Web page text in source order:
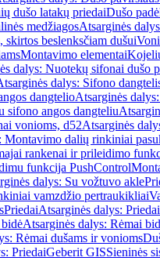
dušo latakų priedaiDušo
medžiagosAtsarginės
skirtos beslenksčiam dušui
Montavimo elementai
dalys: Nuotekų sifonai dušo
dalys: Sifono
dangtelioAtsarginės
sifono angos dangteliu
vonioms, d52Atsarginės
Montavimo dalių rinkiniai
rankenai ir prileidimo
funkcija PushControl
dalys: Su vožtuvo akle
vamzdžio pertraukikliai
PriedaiAtsarginės dalys: Priedai
Atsarginės dalys: Rėmai
Rėmai dušams ir vonioms
PriedaiGeberit GISSieninės